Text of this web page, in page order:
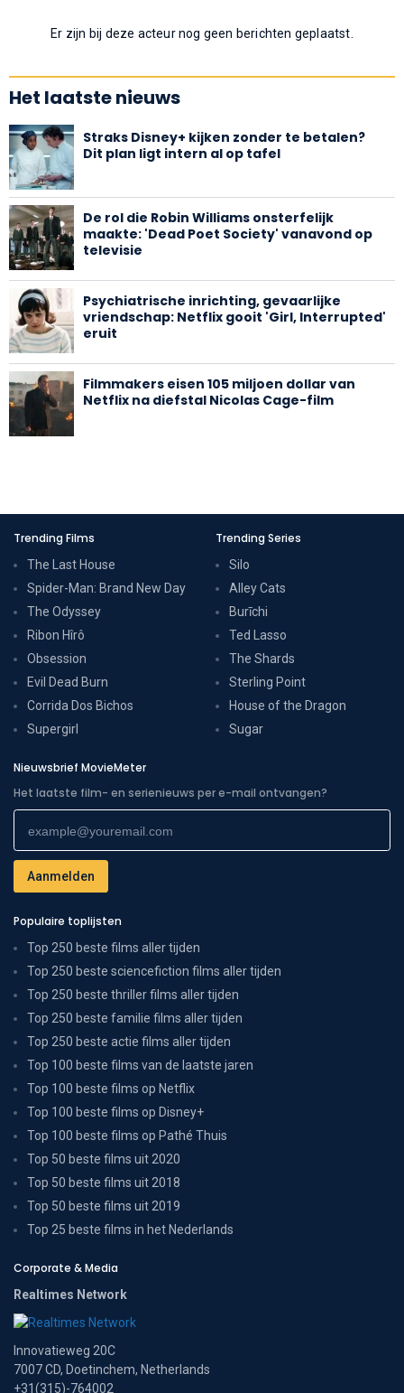
Er zijn bij deze acteur nog geen berichten geplaatst.
Het laatste nieuws
Straks Disney+ kijken zonder te betalen?
Dit plan ligt intern al op tafel
De rol die Robin Williams onsterfelijk
maakte: 'Dead Poet Society' vanavond op
televisie
Psychiatrische inrichting, gevaarlijke
vriendschap: Netflix gooit 'Girl, Interrupted'
eruit
Filmmakers eisen 105 miljoen dollar van
Netflix na diefstal Nicolas Cage-film
Trending Films
The Last House
Spider-Man: Brand New Day
The Odyssey
Ribon Hîrô
Obsession
Evil Dead Burn
Corrida Dos Bichos
Supergirl
Trending Series
Silo
Alley Cats
Burīchi
Ted Lasso
The Shards
Sterling Point
House of the Dragon
Sugar
Nieuwsbrief MovieMeter
Het laatste film- en serienieuws per e-mail ontvangen?
Populaire toplijsten
Top 250 beste films aller tijden
Top 250 beste sciencefiction films aller tijden
Top 250 beste thriller films aller tijden
Top 250 beste familie films aller tijden
Top 250 beste actie films aller tijden
Top 100 beste films van de laatste jaren
Top 100 beste films op Netflix
Top 100 beste films op Disney+
Top 100 beste films op Pathé Thuis
Top 50 beste films uit 2020
Top 50 beste films uit 2018
Top 50 beste films uit 2019
Top 25 beste films in het Nederlands
Corporate & Media
Realtimes Network
Innovatieweg 20C
7007 CD, Doetinchem, Netherlands
+31(315)-764002